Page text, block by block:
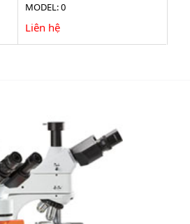
MODEL: 0
Liên hệ